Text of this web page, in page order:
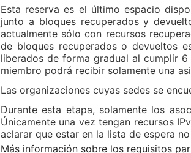
Esta reserva es el último espacio
junto a bloques recuperados y
actualmente sólo con recursos
de bloques recuperados o devueltos
liberados de forma gradual al cumplir
miembro podrá recibir solamente una
Las organizaciones cuyas sedes se
Durante esta etapa, solamente los
Únicamente una vez tengan recursos
aclarar que estar en la lista de espera
Más información sobre los requisitos